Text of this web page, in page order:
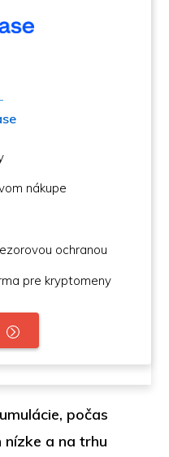
nákupe
ochranou
pre kryptomeny
počas
a na trhu